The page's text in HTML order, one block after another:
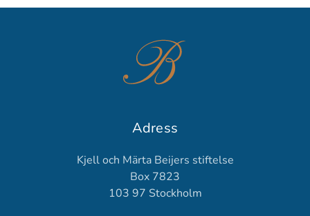
Adress
Kjell och Märta Beijers stiftelse
Box 7823
103 97 Stockholm